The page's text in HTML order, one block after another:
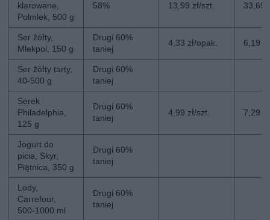
klarowane,
Polmlek, 500 g
58% 13,99 zł/szt. 33,69
Ser żółty,
Mlekpol, 150 g
Drugi 60%
taniej
4,33 zł/opak. 6,19
Ser żółty tarty,
40-500 g
Drugi 60%
taniej
Serek
Philadelphia,
125 g
Drugi 60%
taniej
4,99 zł/szt. 7,29
Jogurt do
picia, Skyr,
Piątnica, 350 g
Drugi 60%
taniej
Lody,
Carrefour,
500-1000 ml
Drugi 60%
taniej